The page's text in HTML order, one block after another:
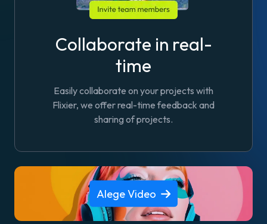
Collaborate in real-
time
Easily collaborate on your projects with
Flixier, we offer real-time feedback and
sharing of projects.
Alege Video